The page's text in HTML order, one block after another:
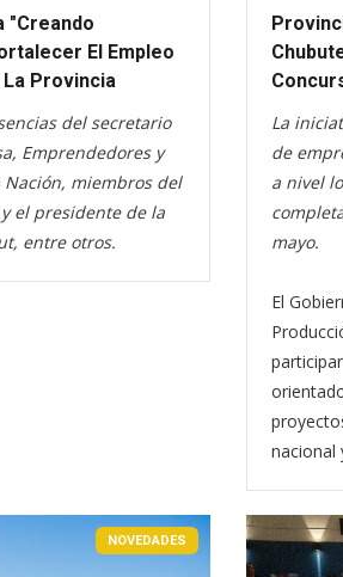
"Creando
El Empleo
La Provincia
del secretario
Emprendedores y
miembros del
el presidente de la
entre otros.
La
de
a nivel
mayo.
El
nacional
NOVEDADES